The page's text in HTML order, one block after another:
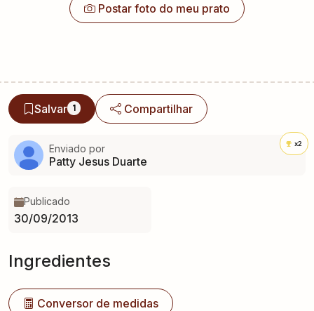
Postar foto do meu prato
Salvar 1 Compartilhar
Enviado por
Patty Jesus Duarte
x2
Publicado
30/09/2013
Ingredientes
Conversor de medidas